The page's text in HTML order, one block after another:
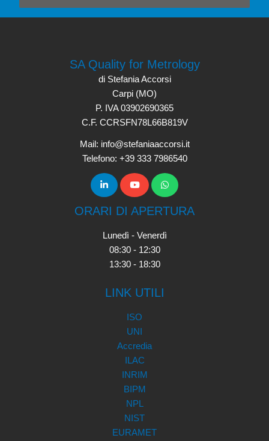
SA Quality for Metrology
di Stefania Accorsi
Carpi (MO)
P. IVA 03902690365
C.F. CCRSFN78L66B819V
Mail: info@stefaniaaccorsi.it
Telefono: +39 333 7986540
ORARI DI APERTURA
Lunedì - Venerdì
08:30 - 12:30
13:30 - 18:30
LINK UTILI
ISO
UNI
Accredia
ILAC
INRIM
BIPM
NPL
NIST
EURAMET